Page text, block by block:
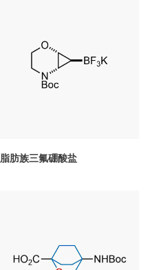
脂肪族三氟硼酸盐